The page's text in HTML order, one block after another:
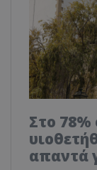
Στο 78%
απαντά